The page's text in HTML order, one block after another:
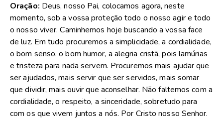
Oração: Deus, nosso Pai, colocamos agora, neste
momento, sob a vossa proteção todo o nosso agir e todo
o nosso viver. Caminhemos hoje buscando a vossa face
de luz. Em tudo procuremos a simplicidade, a cordialidade,
o bom senso, o bom humor, a alegria cristã, pois lamúrias
e tristeza para nada servem. Procuremos mais ajudar que
ser ajudados, mais servir que ser servidos, mais somar
que dividir, mais ouvir que aconselhar. Não faltemos com a
cordialidade, o respeito, a sinceridade, sobretudo para
com os que vivem juntos a nós. Por Cristo nosso Senhor.